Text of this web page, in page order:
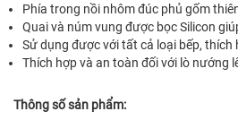
Phía trong nồi nhôm đúc phủ gốm
Quai và núm vung được bọc Silicon
Sử dụng được với tất cả loại bếp, thích
Thích hợp và an toàn đối với lò nướng
Thông số sản phẩm: